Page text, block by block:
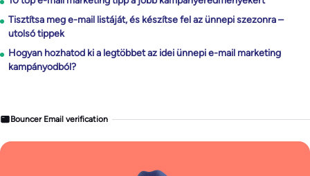
Tisztítsa meg e-mail listáját, és készítse fel az ünnepi szezonra –
utolsó tippek
Hogyan hozhatod ki a legtöbbet az idei ünnepi e-mail marketing
kampányodból?
Bouncer Email verification